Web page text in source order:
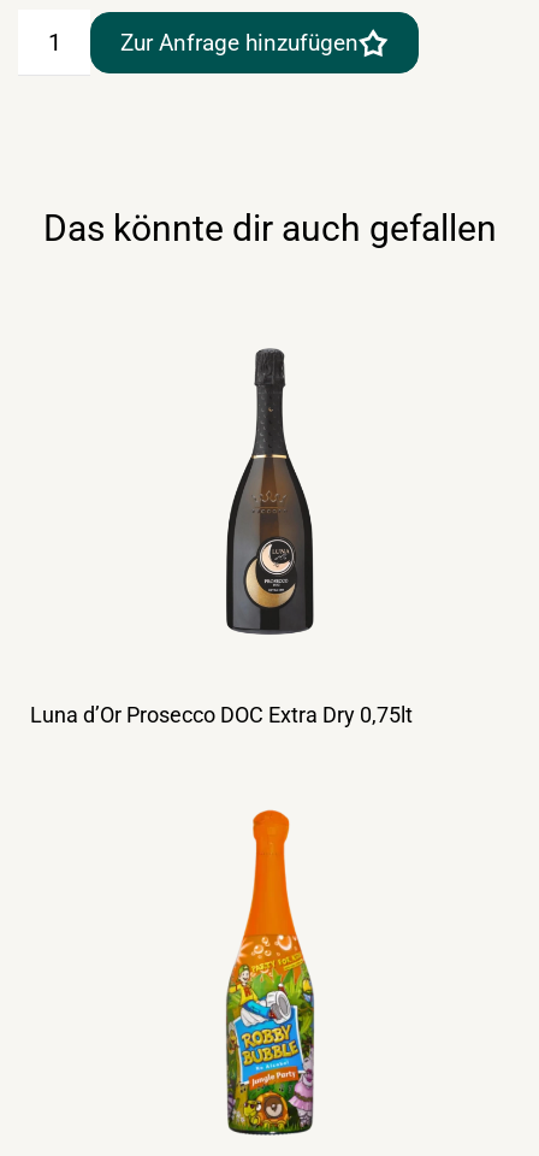
Mionetto
Prosecco
Zur Anfrage hinzufügen
Das könnte dir auch gefallen
Luna d’Or Prosecco DOC Extra Dry 0,75lt